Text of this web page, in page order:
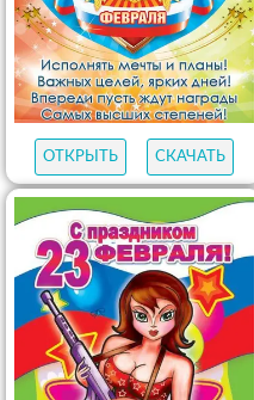
ОТКРЫТЬ СКАЧАТЬ